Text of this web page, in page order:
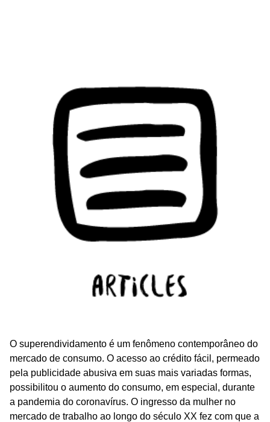
O superendividamento é um fenômeno contemporâneo do
mercado de consumo. O acesso ao crédito fácil, permeado
pela publicidade abusiva em suas mais variadas formas,
possibilitou o aumento do consumo, em especial, durante
a pandemia do coronavírus. O ingresso da mulher no
mercado de trabalho ao longo do século XX fez com que a